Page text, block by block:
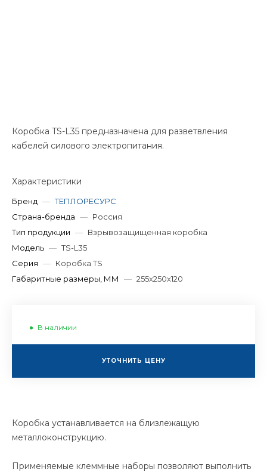
Коробка TS-L35 предназначена для разветвления
кабелей силового электропитания.
Характеристики
Бренд — ТЕПЛОРЕСУРС
Страна-бренда — Россия
Тип продукции — Взрывозащищенная коробка
Модель — TS-L35
Серия — Коробка TS
Габаритные размеры, ММ
— 255х250х120
В наличии
УТОЧНИТЬ ЦЕНУ
Коробка устанавливается на близлежащую
металлоконструкцию.
Применяемые клеммные наборы позволяют выполнить